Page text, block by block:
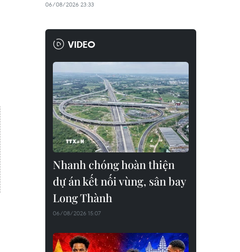
06/08/2026 23:33
VIDEO
Nhanh chóng hoàn thiện
dự án kết nối vùng, sân bay
Long Thành
06/08/2026 15:07